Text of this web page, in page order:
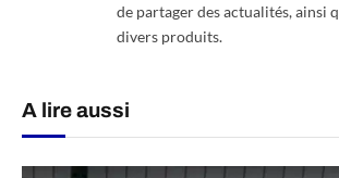
de partager des actualités, ainsi
divers produits.
A lire aussi